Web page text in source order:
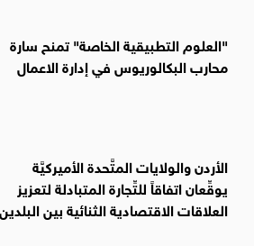
"العلوم التطبيقية الخاصة" تمنح سارة
محارب البكالوريوس في إدارة الاعمال
الأردن والولايات المتَّحدة الأميركيَّة
يوقِّعان اتفاقاً للتِّجارة المتبادلة لتعزيز
العلاقات الاقتصادية الثنائية بين البلدين